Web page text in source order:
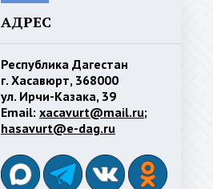
АДРЕС
Республика Дагестан
г. Хасавюрт, 368000
ул. Ирчи-Казака, 39
Email: xacavurt@mail.ru;
hasavurt@e-dag.ru